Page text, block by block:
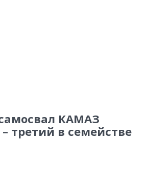
КАМАЗ
третий в семействе